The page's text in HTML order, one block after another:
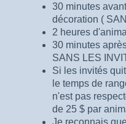
30 minutes
décoration (
2 heures
30 minutes
SANS LES
Si les invités
le temps de
n'est pas
de 25 $ par
Je reconnais